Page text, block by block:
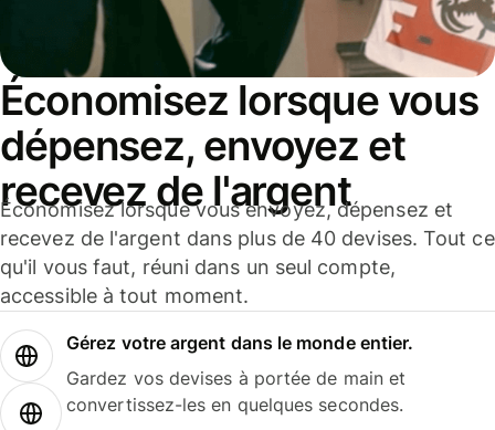
Économisez lorsque vous
dépensez, envoyez et
recevez de l'argent
Économisez lorsque vous envoyez, dépensez et
recevez de l'argent dans plus de 40 devises. Tout ce
qu'il vous faut, réuni dans un seul compte,
accessible à tout moment.
Gérez votre argent dans le monde entier.
Gardez vos devises à portée de main et
convertissez-les en quelques secondes.